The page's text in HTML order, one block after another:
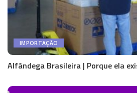
IMPORTAÇÃO
Alfândega Brasileira | Porque ela